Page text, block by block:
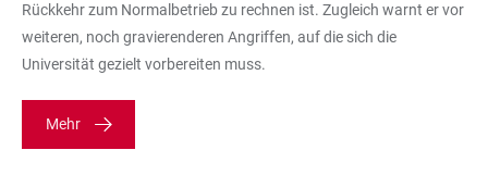
Rückkehr zum Normalbetrieb zu rechnen ist. Zugleich warnt er vor
weiteren, noch gravierenderen Angriffen, auf die sich die
Universität gezielt vorbereiten muss.
Mehr